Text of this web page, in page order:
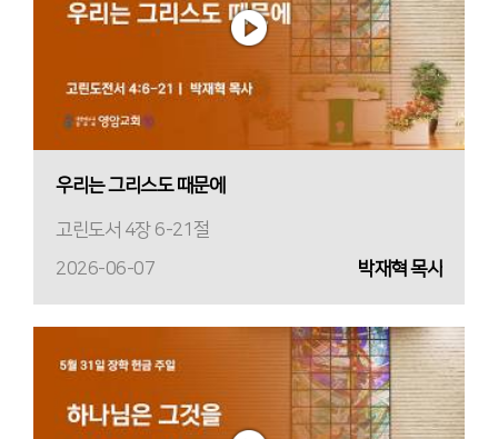
우리는 그리스도 때문에
고린도서 4장 6-21절
2026-06-07
박재혁 목사